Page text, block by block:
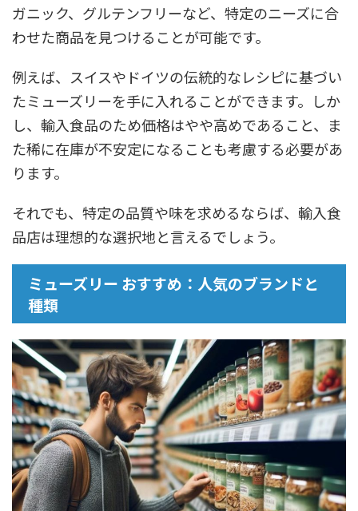
ガニック、グルテンフリーなど、特定のニーズに合
わせた商品を見つけることが可能です。
例えば、スイスやドイツの伝統的なレシピに基づい
たミューズリーを手に入れることができます。しか
し、輸入食品のため価格はやや高めであること、ま
た稀に在庫が不安定になることも考慮する必要があ
ります。
それでも、特定の品質や味を求めるならば、輸入食
品店は理想的な選択地と言えるでしょう。
ミューズリー おすすめ：人気のブランドと
種類